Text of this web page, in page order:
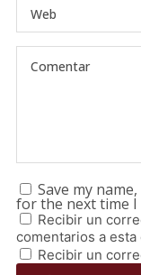
Save my
for the next time I
Recibir un
comentarios a esta
Recibir un